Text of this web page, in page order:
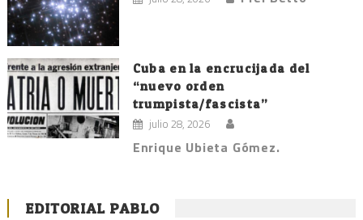
Cuba en la encrucijada del
“nuevo orden
trumpista/fascista”
julio 28, 2026
Enrique Ubieta Gómez.
EDITORIAL PABLO